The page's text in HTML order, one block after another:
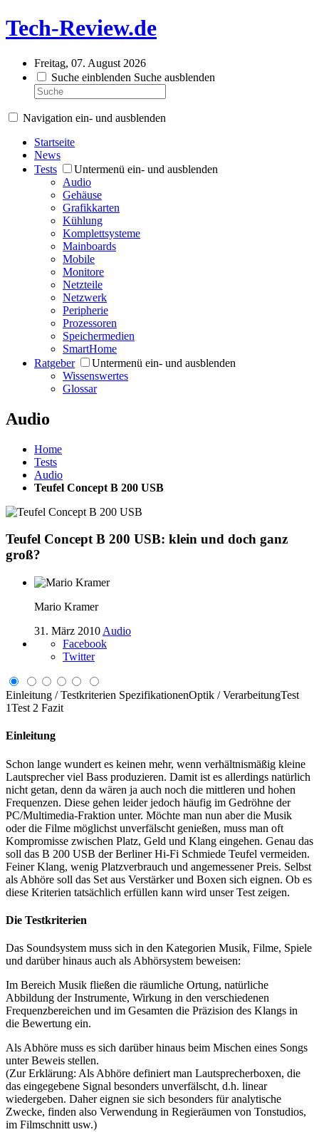
Tech-Review.de
Freitag, 07. August 2026
Suche einblenden Suche ausblenden
Navigation ein- und ausblenden
Startseite
News
Tests
Untermenü ein- und ausblenden
Audio
Gehäuse
Grafikkarten
Kühlung
Komplettsysteme
Mainboards
Mobile
Monitore
Netzteile
Netzwerk
Peripherie
Prozessoren
Speichermedien
SmartHome
Ratgeber
Untermenü ein- und ausblenden
Wissenswertes
Glossar
Audio
Home
Tests
Audio
Teufel Concept B 200 USB
Teufel Concept B 200 USB: klein und doch ganz
groß?
Mario Kramer
31. März 2010 Audio
Facebook
Twitter
Einleitung / Testkriterien SpezifikationenOptik / VerarbeitungTest
1Test 2 Fazit
Einleitung
Schon lange wundert es keinen mehr, wenn verhältnismäßig kleine
Lautsprecher viel Bass produzieren. Damit ist es allerdings natürlich
nicht getan, denn da wären ja auch noch die mittleren und hohen
Frequenzen. Diese gehen leider jedoch häufig im Gedröhne der
PC/Multimedia-Fraktion unter. Möchte man nun aber die Musik
oder die Filme möglichst unverfälscht genießen, muss man oft
Kompromisse zwischen Platz, Geld und Klang eingehen. Genau das
soll das B 200 USB der Berliner Hi-Fi Schmiede Teufel vermeiden.
Feiner Klang, wenig Platzverbrauch und angemessener Preis. Selbst
als Abhöre soll das Set aus Verstärker und Boxen sich eignen. Ob es
diese Kriterien tatsächlich erfüllen kann wird unser Test zeigen.
Die Testkriterien
Das Soundsystem muss sich in den Kategorien Musik, Filme, Spiele
und darüber hinaus auch als Abhörsystem beweisen:
Im Bereich Musik fließen die räumliche Ortung, natürliche
Abbildung der Instrumente, Wirkung in den verschiedenen
Frequenzbereichen und im Gesamten die Präzision des Klangs in
die Bewertung ein.
Als Abhöre muss es sich darüber hinaus beim Mischen eines Songs
unter Beweis stellen.
(Zur Erklärung: Als Abhöre definiert man Lautsprecherboxen, die
das eingegebene Signal besonders unverfälscht, d.h. linear
wiedergeben. Daher eignen sie sich besonders für analytische
Zwecke, finden also Verwendung in Regieräumen von Tonstudios,
im Filmschnitt usw.)